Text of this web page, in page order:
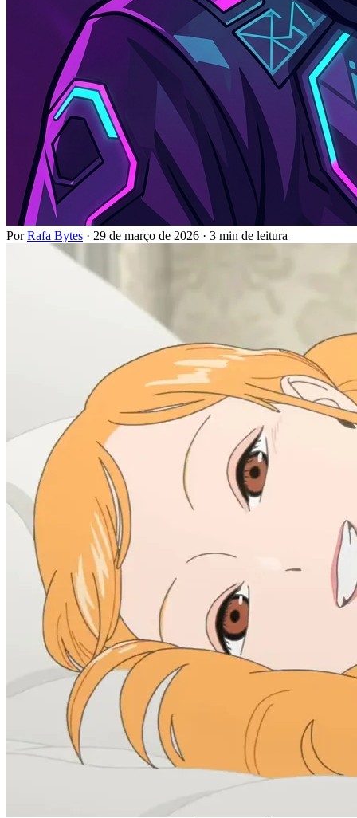
PorRafa Bytes · 29 de março de 2026 · 3 min de leitura